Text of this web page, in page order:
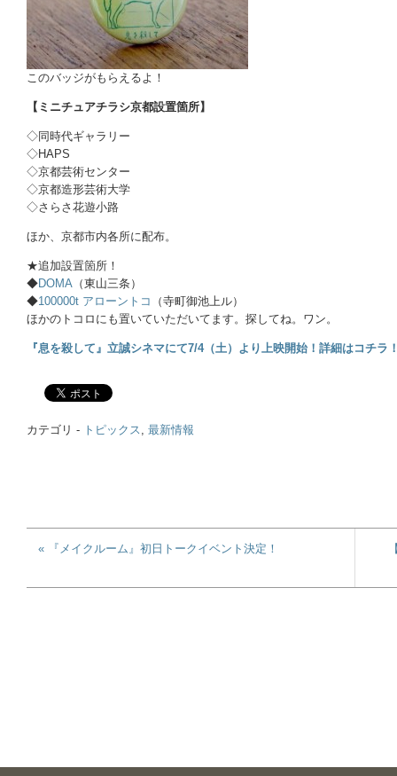
このバッジがもらえるよ！
【ミニチュアチラシ京都設置箇所】
◇同時代ギャラリー
◇HAPS
◇京都芸術センター
◇京都造形芸術大学
◇さらさ花遊小路
ほか、京都市内各所に配布。
★追加設置箇所！
◆DOMA （東山三条）
◆100000t アローントコ
（寺町御池上ル）
ほかのトコロにも置いていただいてます。探してね。ワン。
『息を殺して』立誠シネマにて7/4（土）より上映開始！詳細はコチラ
カテゴリ - トピックス, 最新情報
« 『メイクルーム』初日トークイベント決定！